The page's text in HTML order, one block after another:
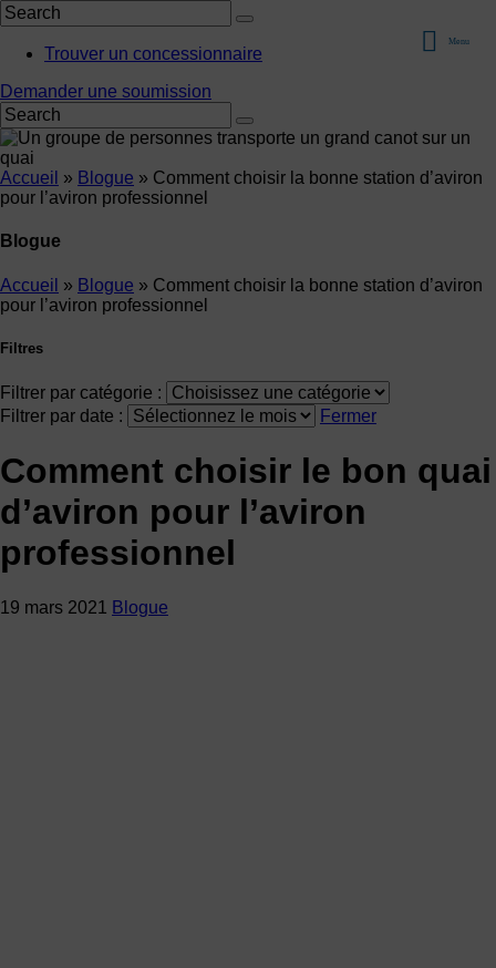
Trouver un concessionnaire
Demander une soumission
Menu
Accueil » Blogue » Comment choisir la bonne station d’aviron
pour l’aviron professionnel
Blogue
Accueil » Blogue » Comment choisir la bonne station d’aviron
pour l’aviron professionnel
Filtres
Filtrer par catégorie :
Filtrer par date :
Fermer
Comment choisir le bon quai
d’aviron pour l’aviron
professionnel
19 mars 2021 Blogue